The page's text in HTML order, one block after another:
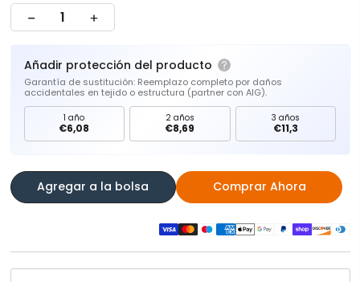
Añadir protección del producto
Garantía de sustitución: Reemplazo completo por daños
accidentales en tejido o estructura (partner con AIG).
1 año
€6,08
2 años
€8,69
3 años
€11,3
Agregar a la bolsa Comprar Ahora